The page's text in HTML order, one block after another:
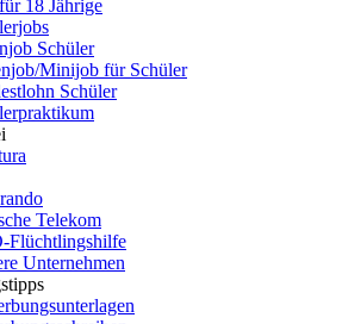
18 Jährige
Schüler
Minijob für Schüler
Schüler
Telekom
Flüchtlingshilfe
Unternehmen